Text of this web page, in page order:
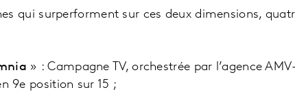
qui surperforment sur ces deux dimensions,
» : Campagne TV, orchestrée par l’agence
9e position sur 15 ;